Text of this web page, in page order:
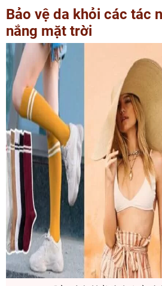
Bảo vệ da khỏi các tác
nắng mặt trời